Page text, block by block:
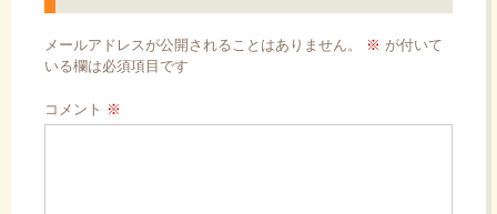
シ
ョ
ン
メールアドレスが公開されることはありません。 ※ が付いて
いる欄は必須項目です
コメント ※